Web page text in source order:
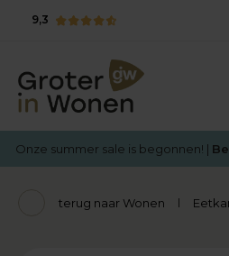
9,3
Onze summer sale is begonnen! |
terug naar Wonen